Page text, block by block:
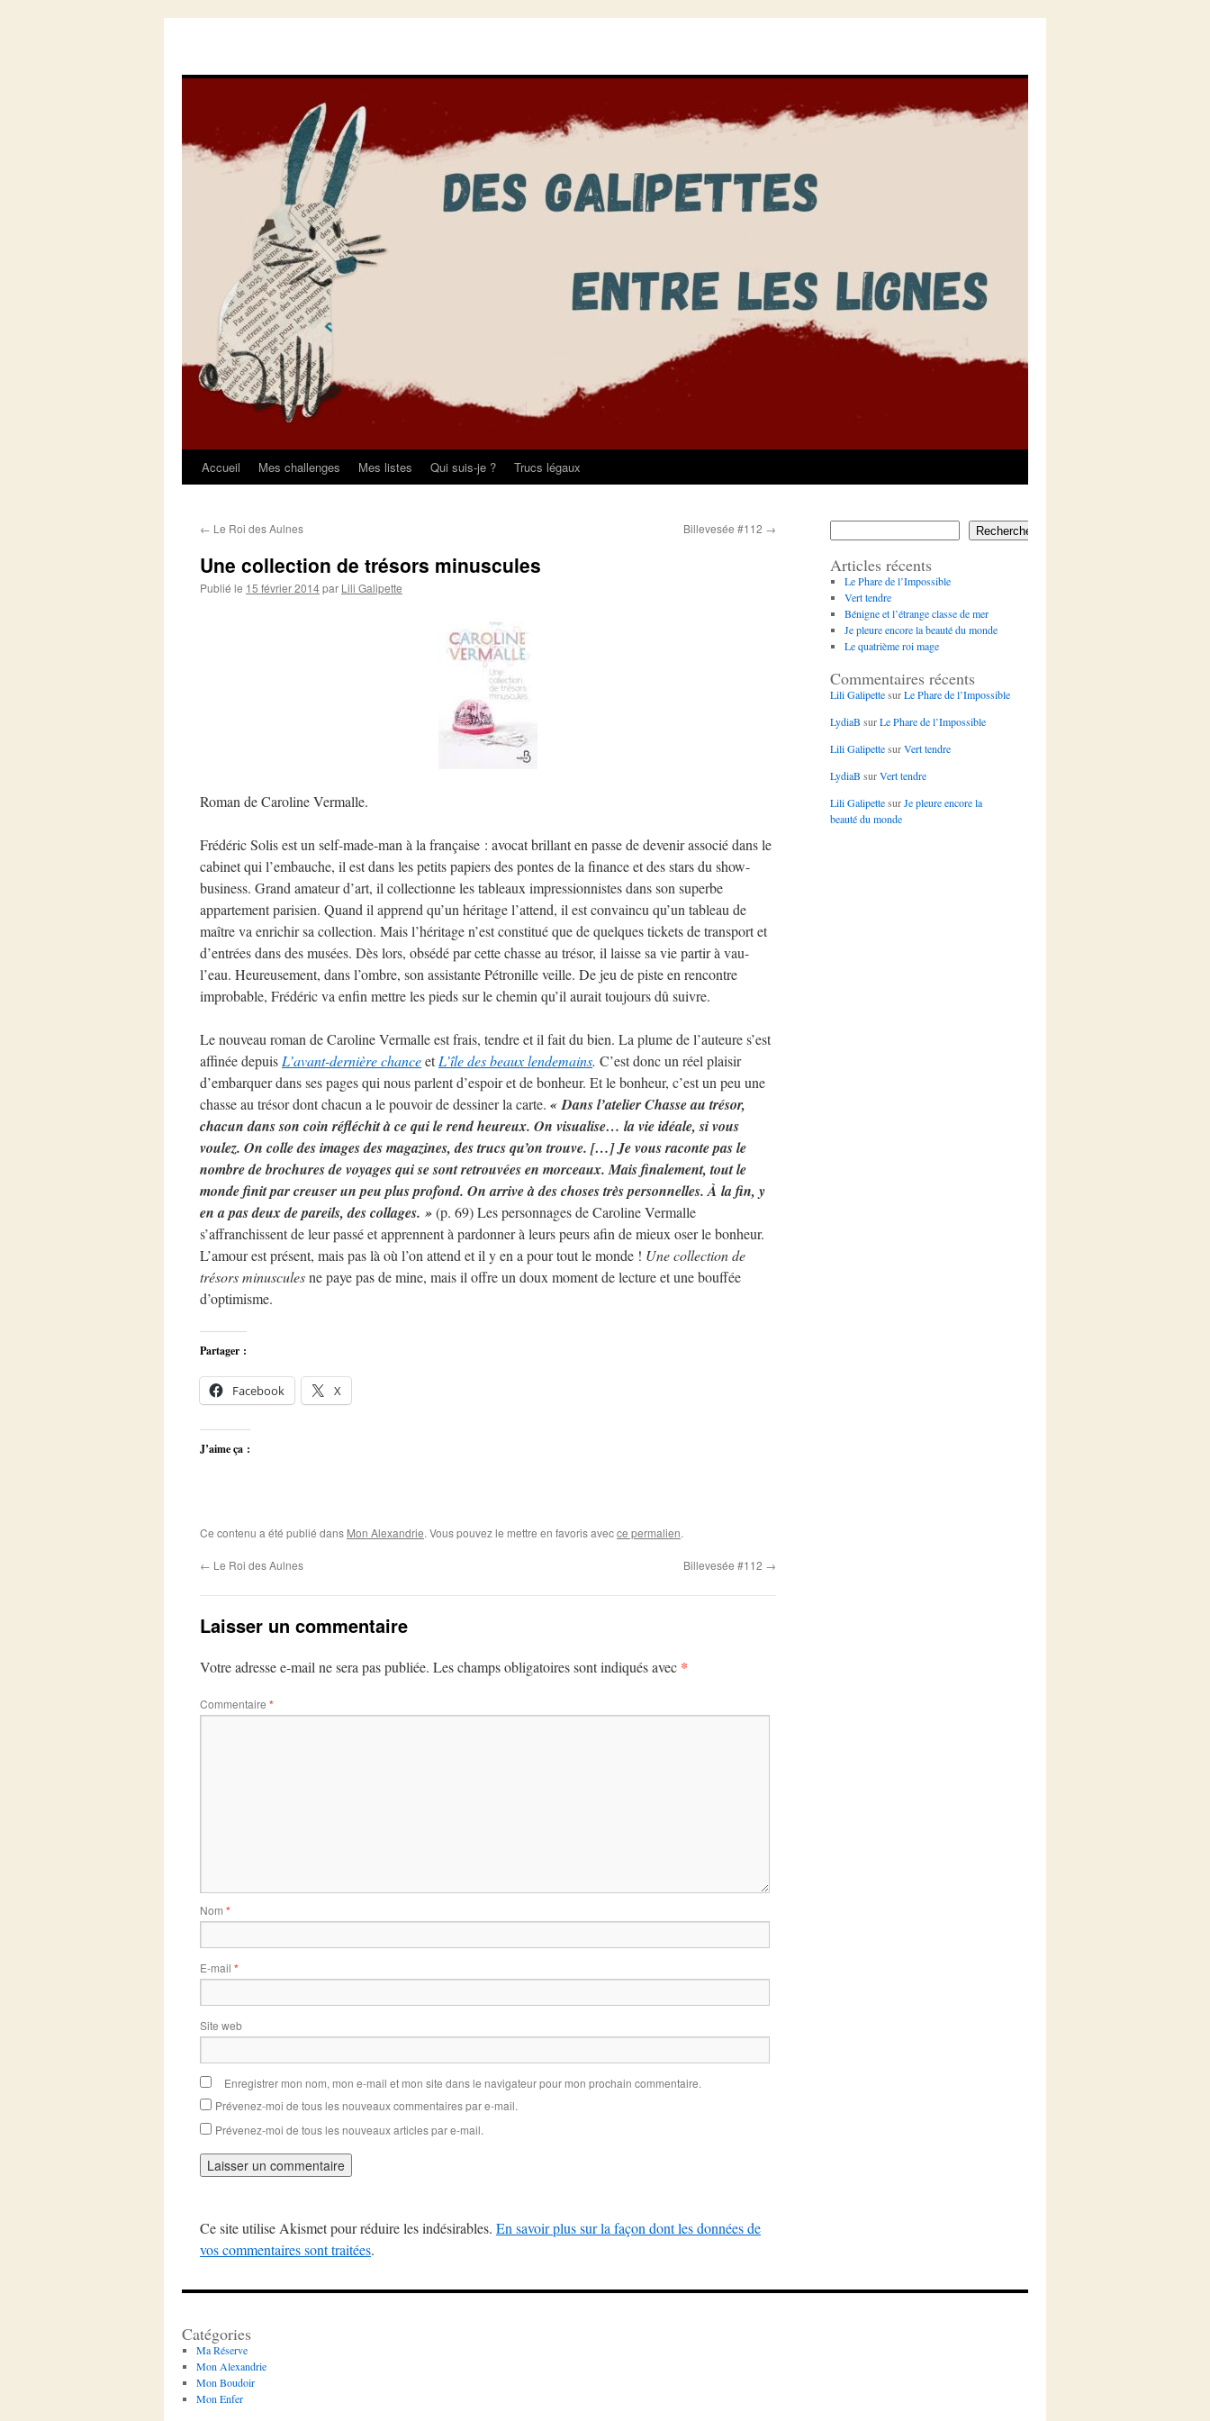
Aller
contenu
Accueil Mes challenges Mes listes Qui suis-je ? Trucs légaux
← Le Roi des Aulnes Billevesée #112 →
Une collection de trésors minuscules
Publié le 15 février 2014par Lili Galipette
Roman de Caroline Vermalle.
Frédéric Solis est un self-made-man à la française : avocat brillant en passe de devenir associé dans le
cabinet qui l’embauche, il est dans les petits papiers des pontes de la finance et des stars du show-
business. Grand amateur d’art, il collectionne les tableaux impressionnistes dans son superbe
appartement parisien. Quand il apprend qu’un héritage l’attend, il est convaincu qu’un tableau de
maître va enrichir sa collection. Mais l’héritage n’est constitué que de quelques tickets de transport et
d’entrées dans des musées. Dès lors, obsédé par cette chasse au trésor, il laisse sa vie partir à vau-
l’eau. Heureusement, dans l’ombre, son assistante Pétronille veille. De jeu de piste en rencontre
improbable, Frédéric va enfin mettre les pieds sur le chemin qu’il aurait toujours dû suivre.
Le nouveau roman de Caroline Vermalle est frais, tendre et il fait du bien. La plume de l’auteure s’est
affinée depuis L’avant-dernière chanceetL’île des beaux lendemains. C’est donc un réel plaisir
d’embarquer dans ses pages qui nous parlent d’espoir et de bonheur. Et le bonheur, c’est un peu une
chasse au trésor dont chacun a le pouvoir de dessiner la carte. « Dans l’atelier Chasse au trésor,
chacun dans son coin réfléchit à ce qui le rend heureux. On visualise… la vie idéale, si vous
voulez. On colle des images des magazines, des trucs qu’on trouve. […] Je vous raconte pas le
nombre de brochures de voyages qui se sont retrouvées en morceaux. Mais finalement, tout le
monde finit par creuser un peu plus profond. On arrive à des choses très personnelles. À la fin, y
en a pas deux de pareils, des collages. »(p. 69) Les personnages de Caroline Vermalle
s’affranchissent de leur passé et apprennent à pardonner à leurs peurs afin de mieux oser le bonheur.
L’amour est présent, mais pas là où l’on attend et il y en a pour tout le monde ! Une collection de
trésors minusculesne paye pas de mine, mais il offre un doux moment de lecture et une bouffée
d’optimisme.
Partager :
Facebook X
J’aime ça :
Ce contenu a été publié dans Mon Alexandrie. Vous pouvez le mettre en favoris avecce permalien.
← Le Roi des Aulnes Billevesée #112 →
Laisser un commentaire
Votre adresse e-mail ne sera pas publiée. Les champs obligatoires sont indiqués avec *
Commentaire *
Nom *
E-mail *
Site web
Enregistrer mon nom, mon e-mail et mon site dans le navigateur pour mon prochain commentaire.
Prévenez-moi de tous les nouveaux commentaires par e-mail.
Prévenez-moi de tous les nouveaux articles par e-mail.
Ce site utilise Akismet pour réduire les indésirables. En savoir plus sur la façon dont les données de
vos commentaires sont traitées.
Rechercher
Articles récents
Le Phare de l’Impossible
Vert tendre
Bénigne et l’étrange classe de mer
Je pleure encore la beauté du monde
Le quatrième roi mage
Commentaires récents
Lili GalipettesurLe Phare de l’Impossible
LydiaB surLe Phare de l’Impossible
Lili GalipettesurVert tendre
LydiaB surVert tendre
Lili GalipettesurJe pleure encore la
beauté du monde
Catégories
Ma Réserve
Mon Alexandrie
Mon Boudoir
Mon Enfer